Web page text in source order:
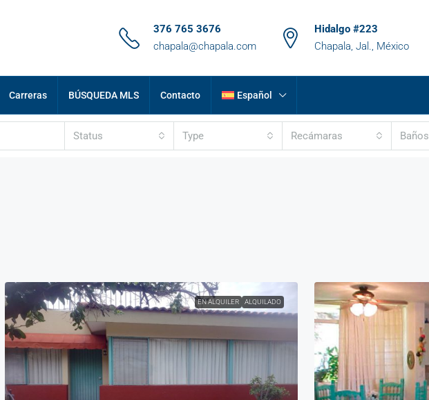
376 765 3676
chapala@chapala.com
Hidalgo #223
Chapala, Jal., México
Carreras BÚSQUEDA MLS Contacto Español
Status Type Recámaras Baños
EN ALQUILER ALQUILADO